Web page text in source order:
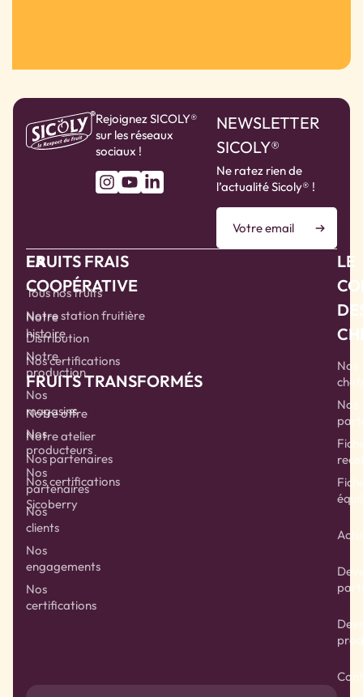
Rejoignez SICOLY®
sur les réseaux
sociaux !
NEWSLETTER
SICOLY®
Ne ratez rien de
l’actualité Sicoly® !
LA
COOPÉRATIVE
Notre
histoire
Notre
production
Nos
magasins
Nos
producteurs
Nos
partenaires
Nos
clients
Nos
engagements
Nos
certifications
FRUITS FRAIS
Tous nos fruits
Notre station fruitière
Distribution
Nos certifications
FRUITS TRANSFORMÉS
Notre offre
Notre atelier
Nos partenaires
Nos certifications
Sicoberry
LE
Nos
Nos